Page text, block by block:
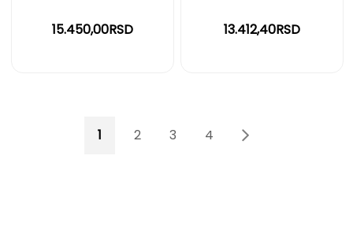
15.450,00RSD 13.412,40RSD
You're currently reading page
1 Page
2 Page
3 Page
4 Page
5Page
Sledeće